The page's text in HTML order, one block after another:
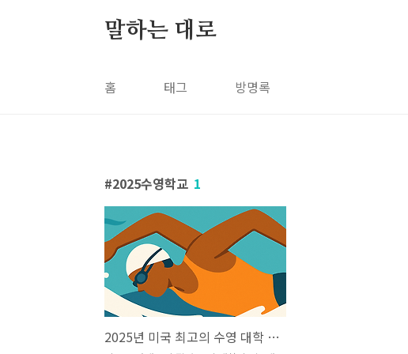
말하는 대로
홈 태그 방명록
2025수영학교 1
2025년 미국 최고의 수영 대학 (남자 & 여자 TOP 순위)